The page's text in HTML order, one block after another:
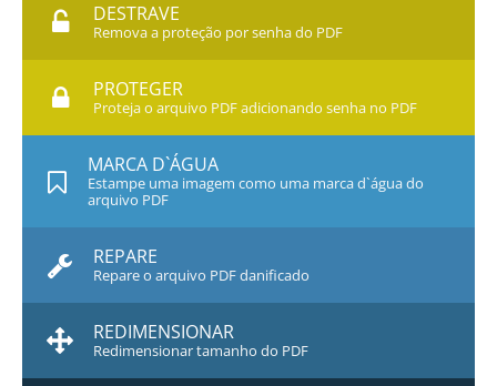
DESTRAVE
Remova a proteção por senha do PDF
PROTEGER
Proteja o arquivo PDF adicionando senha no PDF
MARCA D`ÁGUA
Estampe uma imagem como uma marca d`água do
arquivo PDF
REPARE
Repare o arquivo PDF danificado
REDIMENSIONAR
Redimensionar tamanho do PDF